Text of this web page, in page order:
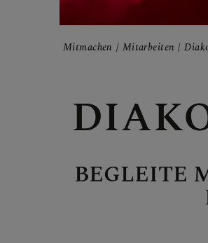
Mitmachen Mitarbeiten
BEGLEITE